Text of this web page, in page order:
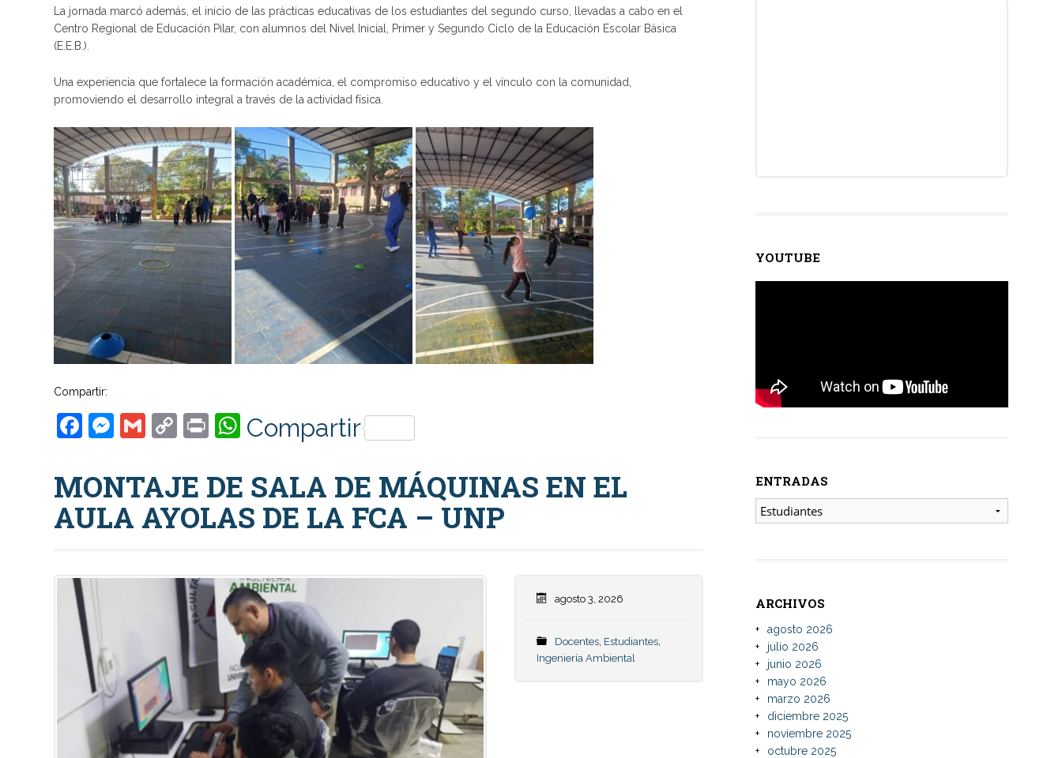
La jornada marcó además, el inicio de las prácticas educativas de los estudiantes del segundo curso, llevadas a cabo en el
Centro Regional de Educación Pilar, con alumnos del Nivel Inicial, Primer y Segundo Ciclo de la Educación Escolar Básica
(E.E.B.).
Una experiencia que fortalece la formación académica, el compromiso educativo y el vínculo con la comunidad,
promoviendo el desarrollo integral a través de la actividad física.
Compartir:
Facebook
Messenger
GmailCopyPrintWhatsApp
Compartir
MONTAJE DE SALA DE MÁQUINAS EN EL
AULA AYOLAS DE LA FCA – UNP
agosto 3, 2026
Docentes, Estudiantes,
Ingeniería Ambiental
YOUTUBE
ENTRADAS
ENTRADAS
ARCHIVOS
agosto 2026
julio 2026
junio 2026
mayo 2026
marzo 2026
diciembre 2025
noviembre 2025
octubre 2025